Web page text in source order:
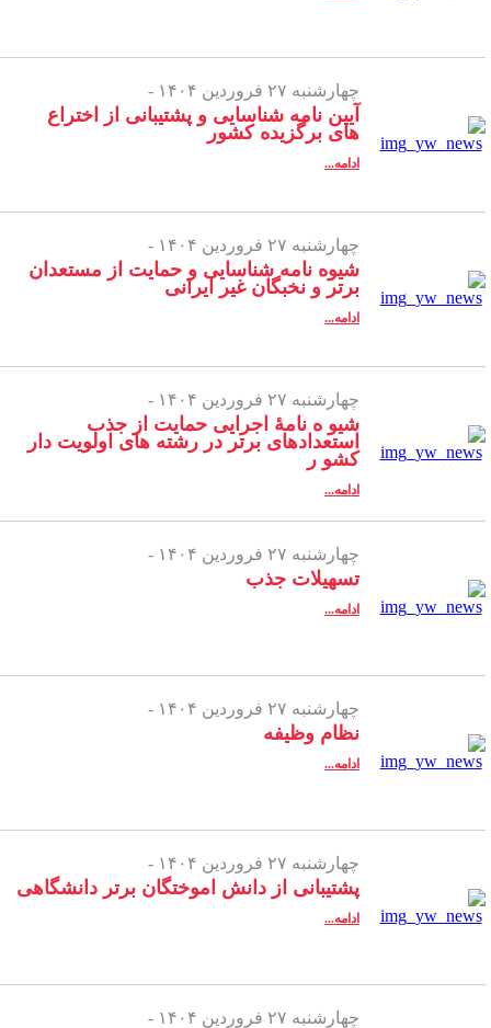
چهارشنبه ۲۷ فروردین ۱۴۰۴ -
آیین نامه شناسایی و پشتیبانی از اختراع
های برگزیده کشور
ادامه...
چهارشنبه ۲۷ فروردین ۱۴۰۴ -
شیوه نامه شناسایی و حمایت از مستعدان
برتر و نخبگان غیر ایرانی
ادامه...
چهارشنبه ۲۷ فروردین ۱۴۰۴ -
شیو ه نامۀ اجرایی حمایت از جذب
استعدادهای برتر در رشته های اولویت دار
کشو ر
ادامه...
چهارشنبه ۲۷ فروردین ۱۴۰۴ -
تسهیلات جذب
ادامه...
چهارشنبه ۲۷ فروردین ۱۴۰۴ -
نظام وظیفه
ادامه...
چهارشنبه ۲۷ فروردین ۱۴۰۴ -
پشتیبانی از دانش اموختگان برتر دانشگاهی
ادامه...
چهارشنبه ۲۷ فروردین ۱۴۰۴ -